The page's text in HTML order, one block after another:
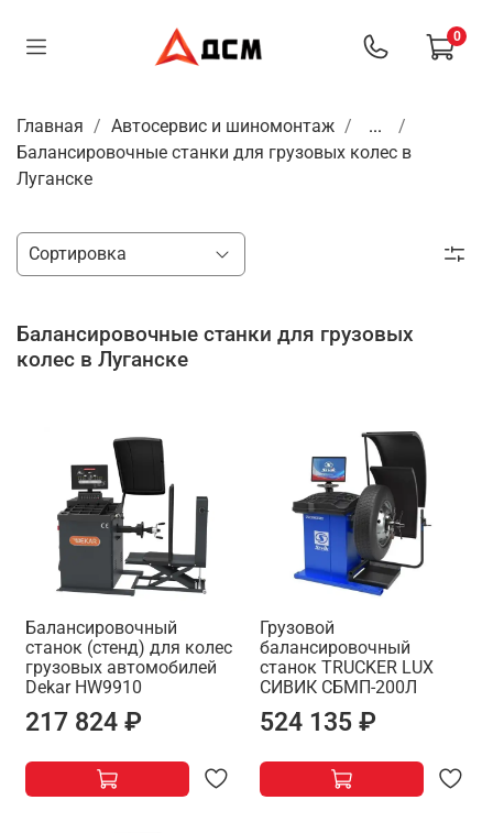
0
Главная Автосервис и шиномонтаж
...
Балансировочные станки для грузовых колес в
Луганске
Балансировочные станки для грузовых
колес в Луганске
Балансировочный
станок (стенд) для колес
грузовых автомобилей
Dekar HW9910
217 824 ₽
Грузовой
балансировочный
станок TRUCKER LUX
СИВИК СБМП-200Л
524 135 ₽